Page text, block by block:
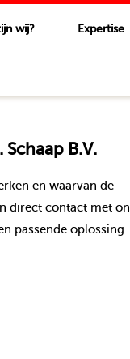
wij? Expertise
B.V.
en waarvan de
direct contact met
passende oplossing.